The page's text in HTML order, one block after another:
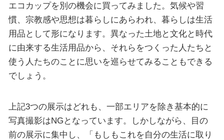
エコカップを別の機会に買ってみました。気候や習
慣、宗教感や思想は暮らしにあらわれ、暮らしは生活
用品として形になります。異なった土地と文化と時代
に由来する生活用品から、それらをつくった人たちと
使う人たちのことに思いを巡らせてみることもできる
でしょう。
上記3つの展示はどれも、一部エリアを除き基本的に
写真撮影はNGとなっています。しかしながら、目の
前の展示に集中し、「もしもこれを自分の生活に取り